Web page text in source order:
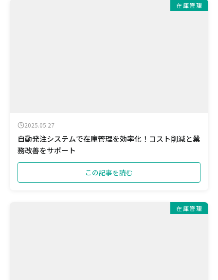
在庫管理
2025.05.27
自動発注システムで在庫管理を効率化！コスト削減と業
務改善をサポート
この記事を読む
在庫管理